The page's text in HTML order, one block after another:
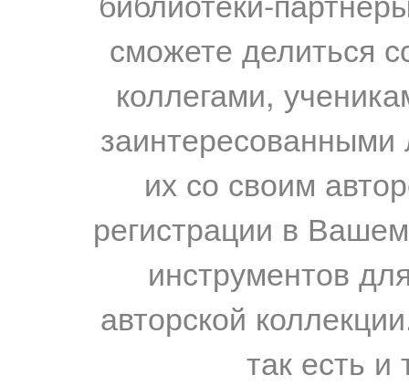
сможете делиться
коллегами,
их со своим
регистрации в
инструментов
авторской
так есть и